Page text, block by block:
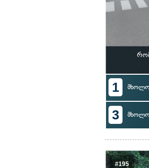
1
3
#195